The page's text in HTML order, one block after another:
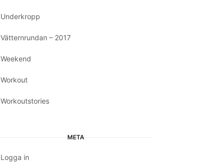
Underkropp
Vätternrundan – 2017
Weekend
Workout
Workoutstories
META
Logga in